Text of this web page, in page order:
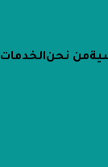
من نحنالخدمات